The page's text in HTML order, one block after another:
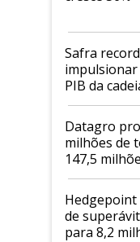
Safra
impulsionar
PIB da
biodiesel
Datagro
milhões de
147,5
2026/27
de
para 8,2